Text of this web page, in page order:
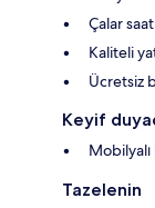
Çalar saat
Kaliteli
Ücretsiz
Keyif
Tazelenin